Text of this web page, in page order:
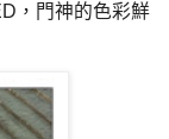
，門神的色彩鮮